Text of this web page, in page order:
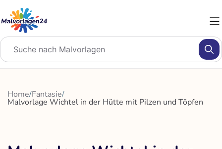
Inhalt
springen
Home/Fantasie/
Malvorlage Wichtel in der Hütte mit Pilzen und Töpfen